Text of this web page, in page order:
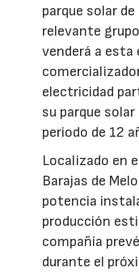
parque solar
relevante
venderá a esta
electricidad
su parque
periodo de 12
Localizado en
Barajas de
potencia
producción
compañía
durante el